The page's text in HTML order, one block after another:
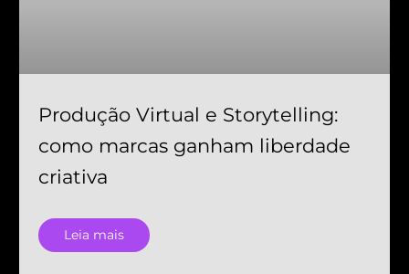
Produção Virtual e Storytelling:
como marcas ganham liberdade
criativa
Leia mais